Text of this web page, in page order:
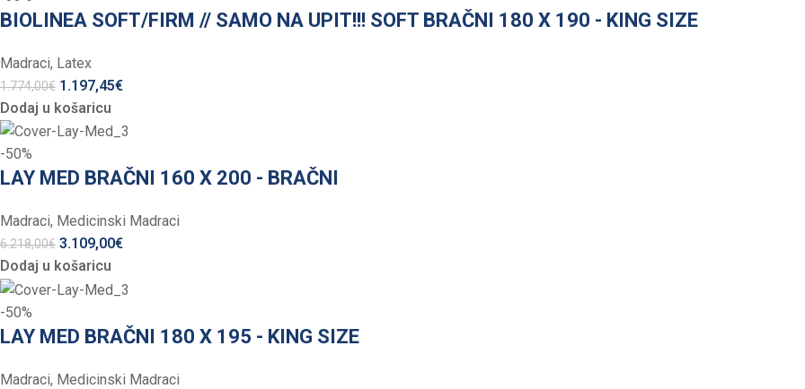
BIOLINEA SOFT/FIRM // SAMO NA UPIT!!! SOFT BRAČNI 180 X 190 - KING SIZE
Madraci, Latex
1.774,00€ 1.197,45€
Dodaj u košaricu
-50%
LAY MED BRAČNI 160 X 200 - BRAČNI
Madraci, Medicinski Madraci
6.218,00€ 3.109,00€
Dodaj u košaricu
-50%
LAY MED BRAČNI 180 X 195 - KING SIZE
Madraci, Medicinski Madraci